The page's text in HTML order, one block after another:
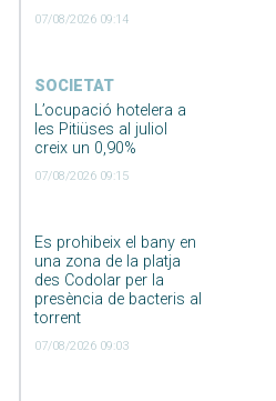
07/08/2026 09:14
SOCIETAT
L’ocupació hotelera a
les Pitiüses al juliol
creix un 0,90%
07/08/2026 09:15
Es prohibeix el bany en
una zona de la platja
des Codolar per la
presència de bacteris al
torrent
07/08/2026 09:03